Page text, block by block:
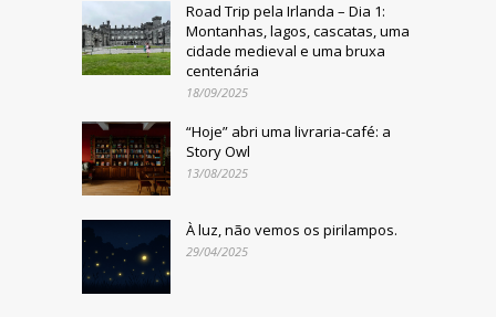
Road Trip pela Irlanda – Dia 1:
Montanhas, lagos, cascatas, uma
cidade medieval e uma bruxa
centenária
18/09/2025
“Hoje” abri uma livraria-café: a
Story Owl
13/08/2025
À luz, não vemos os pirilampos.
29/04/2025